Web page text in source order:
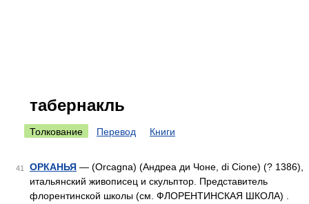
табернакль
Толкование Перевод Книги
41 ОРКАНЬЯ — (Orcagna) (Андреа ди Чоне, di Cione) (? 1386),
итальянский живописец и скульптор. Представитель
флорентинской школы (см. ФЛОРЕНТИНСКАЯ ШКОЛА) .